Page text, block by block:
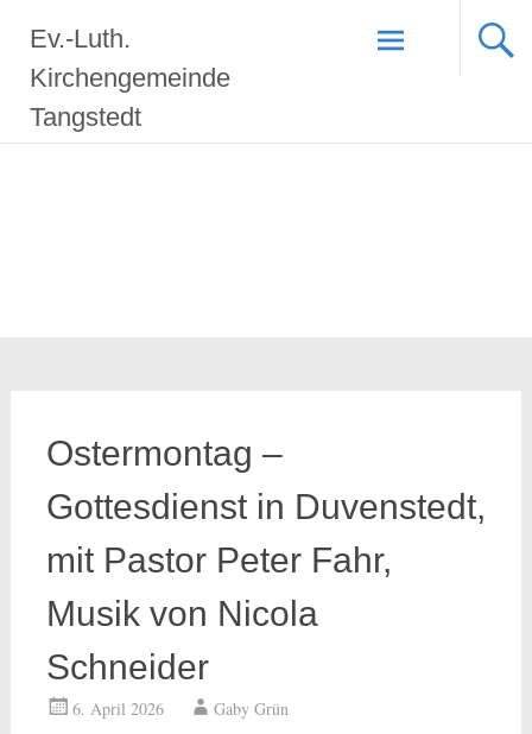
Inhalt
springen
Ev.-Luth.
Kirchengemeinde
Tangstedt
Ostermontag –
Gottesdienst in Duvenstedt,
mit Pastor Peter Fahr,
Musik von Nicola
Schneider
6. April 2026 Gaby Grün